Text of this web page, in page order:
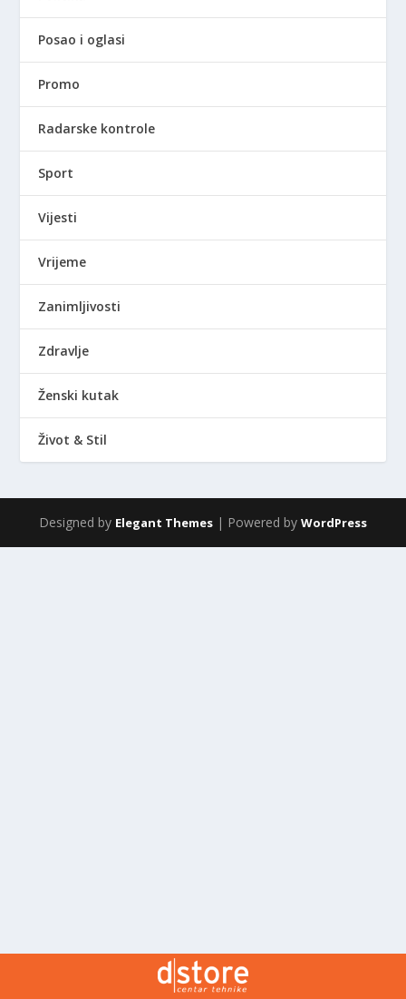
Posao i oglasi
Promo
Radarske kontrole
Sport
Vijesti
Vrijeme
Zanimljivosti
Zdravlje
Ženski kutak
Život & Stil
Designed by Elegant Themes | Powered by WordPress